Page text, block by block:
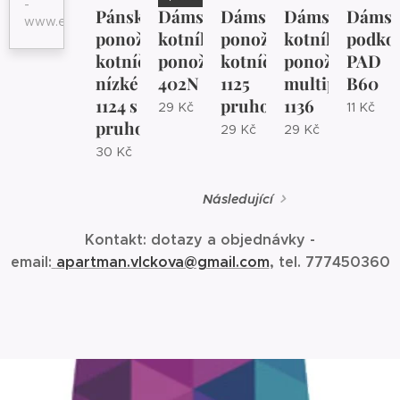
-
www.eshopjana.cz
Pánské
ponožky
kotníčkové
nízké
1124 s
pruhované
30 Kč
Dámské
kotníkové
ponožky
402N
29 Kč
Dámské/pánské
ponožky
kotníčkové
1125
pruhované
29 Kč
Dámské
kotníkové
ponožky
multipack
1136
29 Kč
PAD
B60
11 Kč
Následující
Kontakt: dotazy a objednávky -
email: apartman.vlckova@gmail.com, tel. 777450360